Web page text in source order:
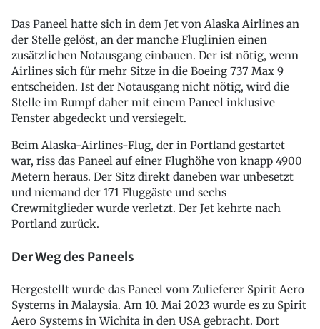
Das Paneel hatte sich in dem Jet von Alaska Airlines an
der Stelle gelöst, an der manche Fluglinien einen
zusätzlichen Notausgang einbauen. Der ist nötig, wenn
Airlines sich für mehr Sitze in die Boeing 737 Max 9
entscheiden. Ist der Notausgang nicht nötig, wird die
Stelle im Rumpf daher mit einem Paneel inklusive
Fenster abgedeckt und versiegelt.
Beim Alaska-Airlines-Flug, der in Portland gestartet
war, riss das Paneel auf einer Flughöhe von knapp 4900
Metern heraus. Der Sitz direkt daneben war unbesetzt
und niemand der 171 Fluggäste und sechs
Crewmitglieder wurde verletzt. Der Jet kehrte nach
Portland zurück.
Der Weg des Paneels
Hergestellt wurde das Paneel vom Zulieferer Spirit Aero
Systems in Malaysia. Am 10. Mai 2023 wurde es zu Spirit
Aero Systems in Wichita in den USA gebracht. Dort